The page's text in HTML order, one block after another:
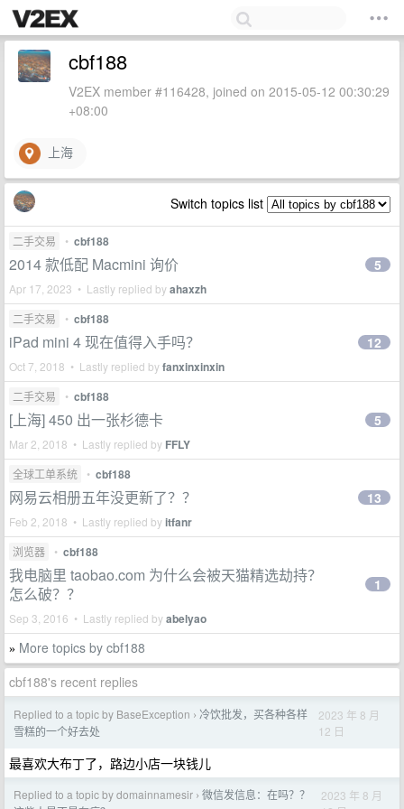
cbf188
V2EX member #116428, joined on 2015-05-12 00:30:29
+08:00
上海
Switch topics list
二手交易 • cbf188
2014 款低配 Macmini 询价
Apr 17, 2023 • Lastly replied byahaxzh
5
二手交易 • cbf188
iPad mini 4 现在值得入手吗？
Oct 7, 2018 • Lastly replied byfanxinxinxin
12
二手交易 • cbf188
[上海] 450 出一张杉德卡
Mar 2, 2018 • Lastly replied by FFLY
5
全球工单系统 • cbf188
网易云相册五年没更新了？？
Feb 2, 2018 • Lastly replied byitfanr
13
浏览器 • cbf188
我电脑里 taobao.com 为什么会被天猫精选劫持？
怎么破？？
Sep 3, 2016 • Lastly replied byabelyao
1
» More topics by cbf188
cbf188's recent replies
Replied to a topic by BaseException › 冷饮批发，买各种各样
雪糕的一个好去处
2023 年 8 月
12 日
最喜欢大布丁了，路边小店一块钱儿
Replied to a topic by domainnamesir › 微信发信息：在吗？？
2023 年 8 月